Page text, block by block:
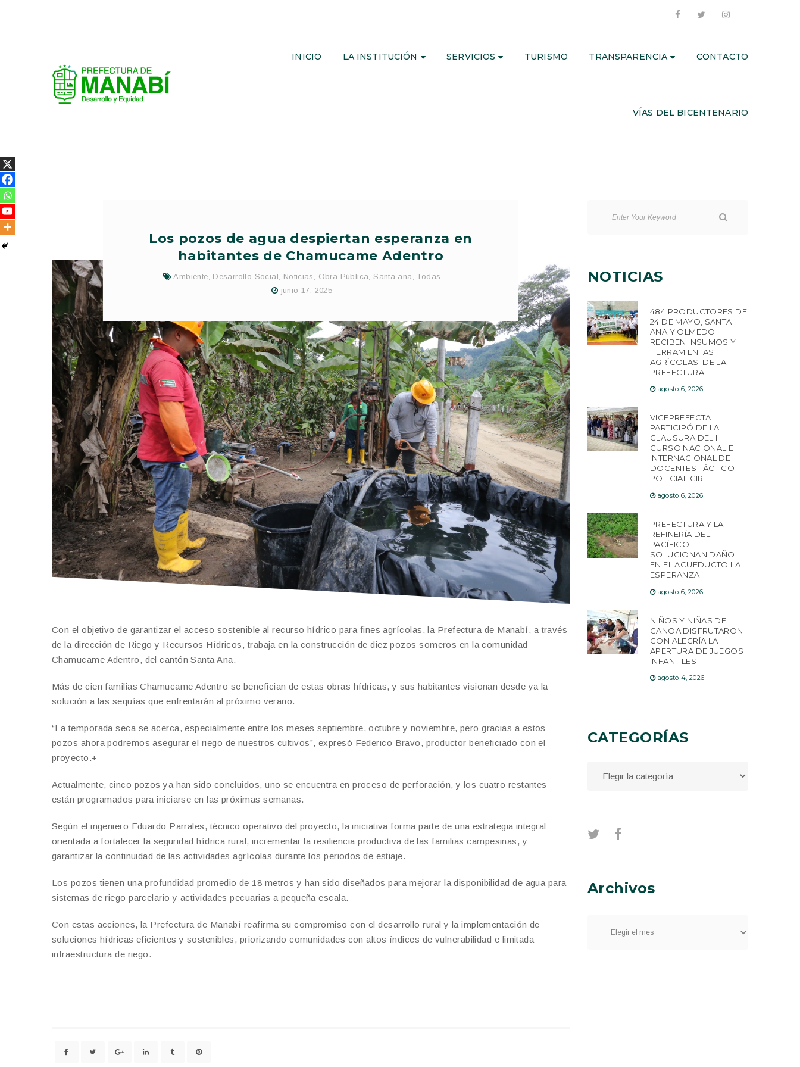
INICIO LA INSTITUCIÓN SERVICIOS TURISMO TRANSPARENCIA CONTACTO
VÍAS DEL BICENTENARIO
Los pozos de agua despiertan esperanza en
habitantes de Chamucame Adentro
Ambiente, Desarrollo Social, Noticias , Obra Pública,Santa ana, Todas
junio 17, 2025
Con el objetivo de garantizar el acceso sostenible al recurso hídrico para fines agrícolas, la Prefectura de Manabí, a través
de la dirección de Riego y Recursos Hídricos, trabaja en la construcción de diez pozos someros en la comunidad
Chamucame Adentro, del cantón Santa Ana.
Más de cien familias Chamucame Adentro se benefician de estas obras hídricas, y sus habitantes visionan desde ya la
solución a las sequías que enfrentarán al próximo verano.
“La temporada seca se acerca, especialmente entre los meses septiembre, octubre y noviembre, pero gracias a estos
pozos ahora podremos asegurar el riego de nuestros cultivos”, expresó Federico Bravo, productor beneficiado con el
proyecto.+
Actualmente, cinco pozos ya han sido concluidos, uno se encuentra en proceso de perforación, y los cuatro restantes
están programados para iniciarse en las próximas semanas.
Según el ingeniero Eduardo Parrales, técnico operativo del proyecto, la iniciativa forma parte de una estrategia integral
orientada a fortalecer la seguridad hídrica rural, incrementar la resiliencia productiva de las familias campesinas, y
garantizar la continuidad de las actividades agrícolas durante los periodos de estiaje.
Los pozos tienen una profundidad promedio de 18 metros y han sido diseñados para mejorar la disponibilidad de agua para
sistemas de riego parcelario y actividades pecuarias a pequeña escala.
Con estas acciones, la Prefectura de Manabí reafirma su compromiso con el desarrollo rural y la implementación de
soluciones hídricas eficientes y sostenibles, priorizando comunidades con altos índices de vulnerabilidad e limitada
infraestructura de riego.
NOTICIAS
484 PRODUCTORES DE
24 DE MAYO, SANTA
ANA Y OLMEDO
RECIBEN INSUMOS Y
HERRAMIENTAS
AGRÍCOLAS DE LA
PREFECTURA
agosto 6, 2026
VICEPREFECTA
PARTICIPÓ DE LA
CLAUSURA DEL I
CURSO NACIONAL E
INTERNACIONAL DE
DOCENTES TÁCTICO
POLICIAL GIR
agosto 6, 2026
PREFECTURA Y LA
REFINERÍA DEL
PACÍFICO
SOLUCIONAN DAÑO
EN EL ACUEDUCTO LA
ESPERANZA
agosto 6, 2026
NIÑOS Y NIÑAS DE
CANOA DISFRUTARON
CON ALEGRÍA LA
APERTURA DE JUEGOS
INFANTILES
agosto 4, 2026
CATEGORÍAS
Archivos